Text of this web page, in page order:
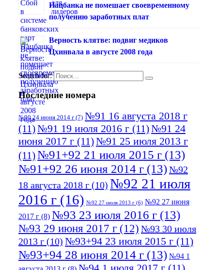
Нацбанка не помешает своевременному
получению заработных плат
Верность клятве: подвиг медиков
Цхинвала в августе 2008 года
Search for:
Последние номера
№90 24 июня 2014 г (7) №91 16 августа 2018 г
(11)№91 19 июля 2016 г (11)№91 24
июня 2017 г (11)№91 25 июля 2013 г
(11)№91+92 21 июля 2015 г (13)
№91+92 26 июня 2014 г (13)№92
18 августа 2018 г (10) №92 21 июля
2016 г (16) №92 27 июля 2013 г (6) №92 27 июня
2017 г (8) №93 23 июля 2016 г (13)
№93 29 июня 2017 г (12) №93 30 июля
2013 г (10) №93+94 23 июля 2015 г (11)
№93+94 28 июня 2014 г (13) №94 1